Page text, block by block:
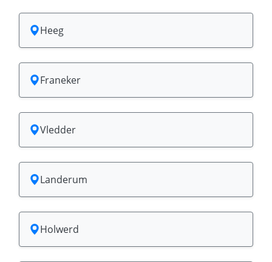
Heeg
Franeker
Vledder
Landerum
Holwerd